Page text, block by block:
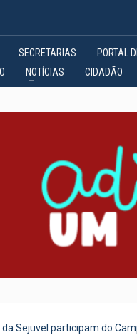
SECRETARIAS PORTAL
NOTÍCIAS CIDADÃO
Sejuvel participam do